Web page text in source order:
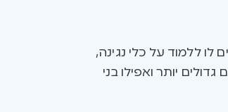
ללמוד על כלי נגינה,
יותר ואפילו בני